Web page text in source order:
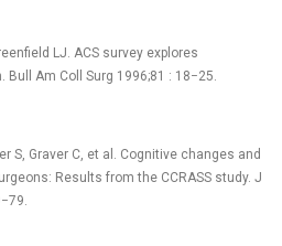
LJ. ACS survey explores
Am Coll Surg 1996;81 : 18−25.
S, Graver C, et al. Cognitive changes and
Results from the CCRASS study. J